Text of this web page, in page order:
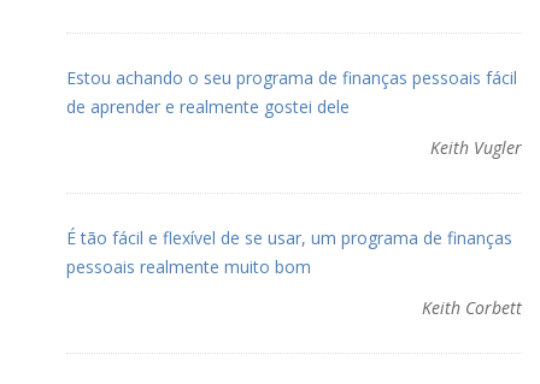
Estou achando o seu programa de finanças pessoais fácil
de aprender e realmente gostei dele
Keith Vugler
É tão fácil e flexível de se usar, um programa de finanças
pessoais realmente muito bom
Keith Corbett